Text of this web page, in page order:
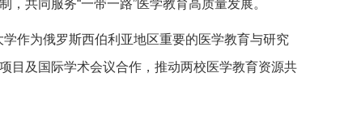
共同服务“一带一路”医学教育高质量发展。
作为俄罗斯西伯利亚地区重要的医学教育与研究
目及国际学术会议合作，推动两校医学教育资源共